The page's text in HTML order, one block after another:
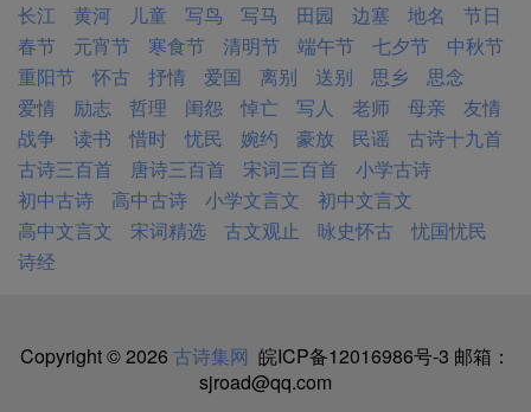
长江
黄河 儿童 写鸟 写马 田园 边塞 地名
节日
春节
元宵节 寒食节 清明节 端午节 七夕节
中秋节
重阳节
怀古 抒情 爱国 离别 送别 思乡
思念
爱情
励志 哲理 闺怨 悼亡 写人 老师 母亲
友情
战争
读书 惜时 忧民 婉约 豪放 民谣
古诗十九首
古诗三百首
唐诗三百首 宋词三百首
小学古诗
初中古诗
高中古诗 小学文言文
初中文言文
高中文言文
宋词精选 古文观止 咏史怀古
忧国忧民
诗经
Copyright © 2026 古诗集网 皖ICP备12016986号-3 邮箱：
sjroad@qq.com